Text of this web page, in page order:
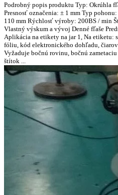
Podrobný popis produktu Typ: Okrúhla
Presnosť označenia: ± 1 mm Typ
110 mm Rýchlosť výroby: 200BS / min
Vlastný výskum a vývoj Denné fľaše
Aplikácia na etikety na jar 1, Na etiketu:
fóliu, kód elektronického dohľadu,
Vyžaduje bočnú rovinu, bočnú
štítok ...